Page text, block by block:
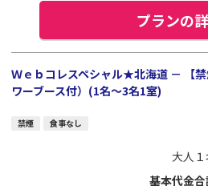
プランの
Ｗｅｂコレスペシャル★北海道 － 【
ワーブース付）(1名～3名1室)
禁煙 食事なし
大人１
基本代金